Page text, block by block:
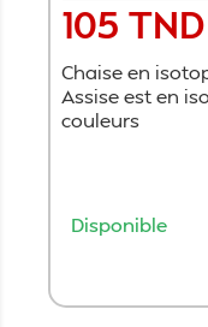
Prix
105 TND
Chaise en
Assise est en
couleurs
Disponible